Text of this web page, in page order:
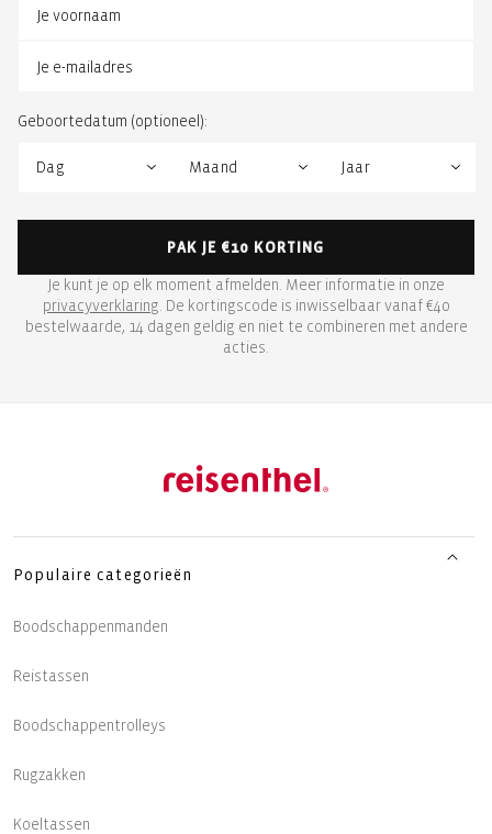
Geboortedatum (optioneel):
PAK JE €10 KORTING
Je kunt je op elk moment afmelden. Meer informatie in onze
privacyverklaring. De kortingscode is inwisselbaar vanaf €40
bestelwaarde, 14 dagen geldig en niet te combineren met andere
acties.
Populaire categorieën
Boodschappenmanden
Reistassen
Boodschappentrolleys
Rugzakken
Koeltassen